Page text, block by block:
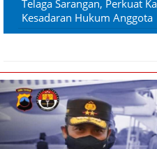
Telaga Sarangan, Perkuat
Kesadaran Hukum Anggota